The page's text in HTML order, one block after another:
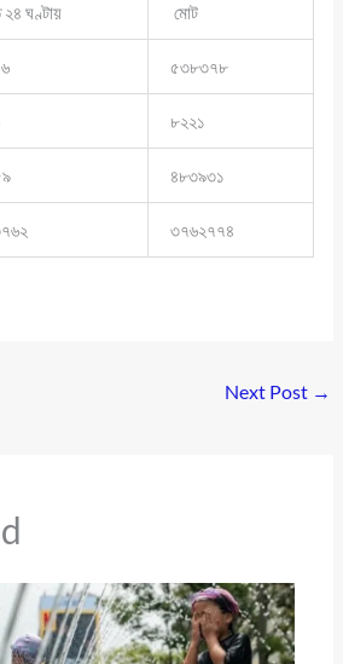
ঘণ্টায় মোট
৫৩৮৩৭৮
৮২২১
৪৮৩৯৩১
৩৭৬২৭৭৪
Next Post →